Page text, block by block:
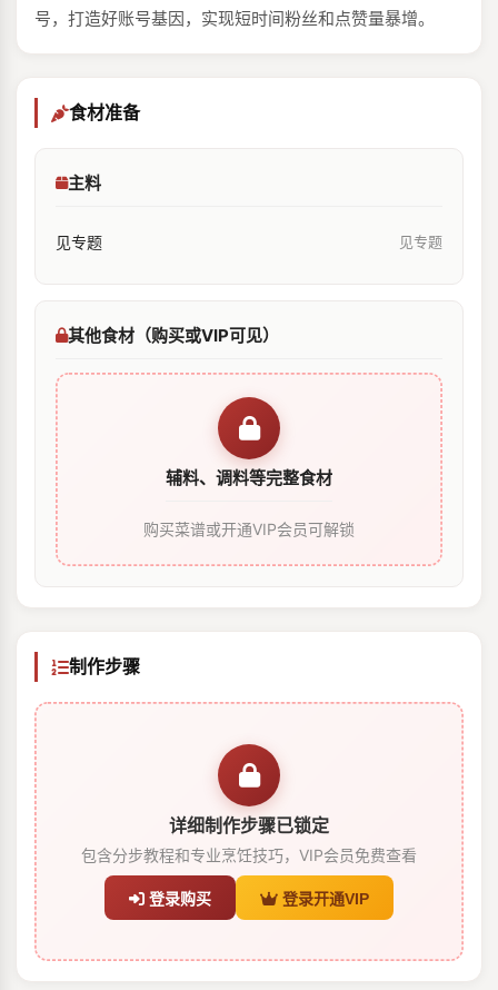
号，打造好账号基因，实现短时间粉丝和点赞量暴增。
食材准备
主料
见专题 见专题
其他食材（购买或VIP可见）
辅料、调料等完整食材
购买菜谱或开通VIP会员可解锁
制作步骤
详细制作步骤已锁定
包含分步教程和专业烹饪技巧，VIP会员免费查看
登录购买 登录开通VIP